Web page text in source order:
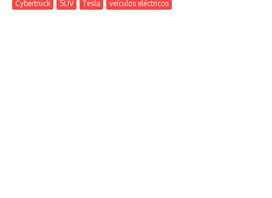
Cybertruck SUV Tesla veículos eléctricos